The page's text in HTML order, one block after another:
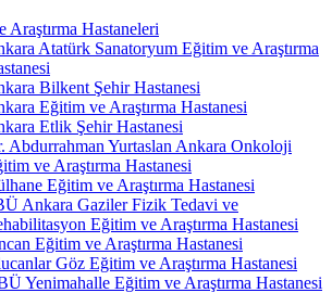
Araştırma Hastaneleri
Atatürk Sanatoryum Eğitim ve Araştırma
Bilkent Şehir Hastanesi
Eğitim ve Araştırma Hastanesi
Etlik Şehir Hastanesi
Abdurrahman Yurtaslan Ankara Onkoloji
ve Araştırma Hastanesi
Eğitim ve Araştırma Hastanesi
Ankara Gaziler Fizik Tedavi ve
Eğitim ve Araştırma Hastanesi
Eğitim ve Araştırma Hastanesi
Göz Eğitim ve Araştırma Hastanesi
Yenimahalle Eğitim ve Araştırma Hastanesi